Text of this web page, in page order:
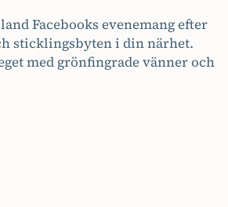
Facebooks evenemang efter
sticklingsbyten i din närhet.
med grönfingrade vänner och